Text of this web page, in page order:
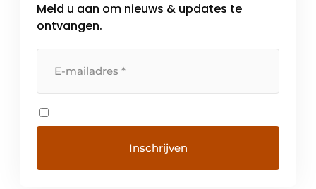
Meld u aan om nieuws & updates te
ontvangen.